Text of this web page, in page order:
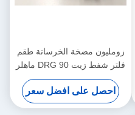
زومليون مضخة الخرسانة طقم
فلتر شفط زيت DRG 90 ماهلر
الأصلي 1010600452
احصل على افضل سعر